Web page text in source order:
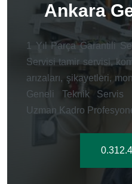
Ankara
1 Yıl Parça Garantili
Servisi tamir servisi,
arızaları, şikayetleri,
Geneli Teknik Servis
Uzman Kadro